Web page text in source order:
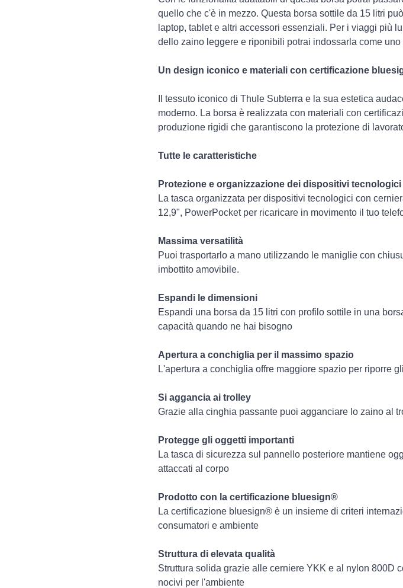
quello che c'è in mezzo. Questa borsa sottile da 15 litri
laptop, tablet e altri accessori essenziali. Per i viaggi più
dello zaino leggere e riponibili potrai indossarla come uno
Un design iconico e materiali con certificazione
Il tessuto iconico di Thule Subterra e la sua estetica
moderno. La borsa è realizzata con materiali con
produzione rigidi che garantiscono la protezione di
Tutte le caratteristiche
Protezione e organizzazione dei dispositivi tecnologici
La tasca organizzata per dispositivi tecnologici con
12,9", PowerPocket per ricaricare in movimento il tuo
Massima versatilità
Puoi trasportarlo a mano utilizzando le maniglie con
imbottito amovibile.
Espandi le dimensioni
Espandi una borsa da 15 litri con profilo sottile in una
capacità quando ne hai bisogno
Apertura a conchiglia per il massimo spazio
L'apertura a conchiglia offre maggiore spazio per riporre
Si aggancia ai trolley
Grazie alla cinghia passante puoi agganciare lo zaino al
Protegge gli oggetti importanti
La tasca di sicurezza sul pannello posteriore mantiene
attaccati al corpo
Prodotto con la certificazione bluesign®
La certificazione bluesign® è un insieme di criteri
consumatori e ambiente
Struttura di elevata qualità
Struttura solida grazie alle cerniere YKK e al nylon 800D
nocivi per l'ambiente